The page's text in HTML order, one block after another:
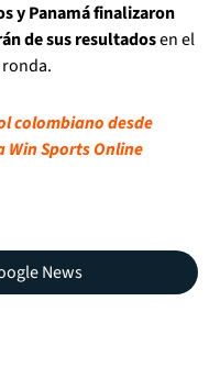
y Panamá finalizaron
de sus resultadosen el
colombiano desde
Win Sports Online
News